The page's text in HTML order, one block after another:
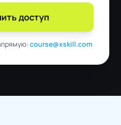
доступ
course@xskill.com